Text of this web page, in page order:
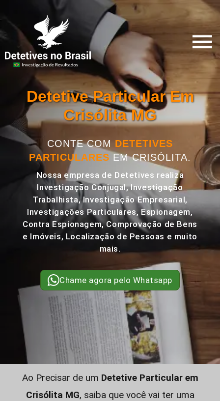
Detetive Particular Em
Crisólita MG
CONTE COM DETETIVES
PARTICULARES EM CRISÓLITA.
Nossa empresa de Detetives realiza
Investigação Conjugal, Investigação
Trabalhista, Investigação Empresarial,
Investigações Particulares, Espionagem,
Contra Espionagem, Comprovação de Bens
e Imóveis, Localização de Pessoas e muito
mais.
Chame agora pelo Whatsapp
Ao Precisar de um Detetive Particular em
Crisólita MG, saiba que você vai ter uma